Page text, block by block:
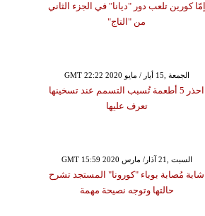
إمّا كورين تلعب دور "ديانا" في الجزء الثاني
من "التاج"
GMT 22:22 2020 الجمعة ,15 أيار / مايو
احذر 5 أطعمة تُسبب التسمم عند تسخينها
تعرف عليها
GMT 15:59 2020 السبت ,21 آذار/ مارس
شابة مُصابة بوباء "كورونا" المستجد تشرح
حالتها وتوجه نصيحة مهمة